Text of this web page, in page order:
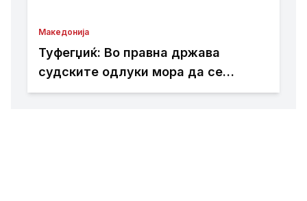
Македонија
Туфегџиќ: Во правна држава
судските одлуки мора да се
спроведуваат и почитуваат